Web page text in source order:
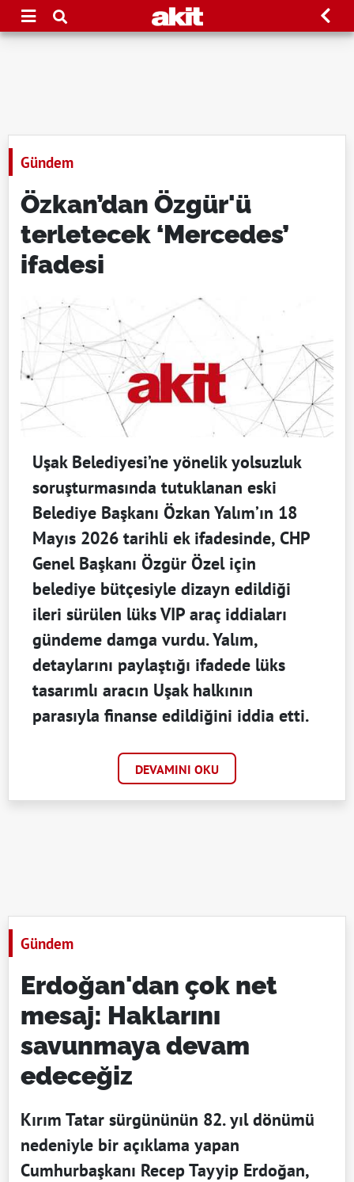
Gündem
Özkan’dan Özgür'ü
terletecek ‘Mercedes’
ifadesi
Uşak Belediyesi’ne yönelik yolsuzluk
soruşturmasında tutuklanan eski
Belediye Başkanı Özkan Yalım’ın 18
Mayıs 2026 tarihli ek ifadesinde, CHP
Genel Başkanı Özgür Özel için
belediye bütçesiyle dizayn edildiği
ileri sürülen lüks VIP araç iddiaları
gündeme damga vurdu. Yalım,
detaylarını paylaştığı ifadede lüks
tasarımlı aracın Uşak halkının
parasıyla finanse edildiğini iddia etti.
DEVAMINI OKU
Gündem
Erdoğan'dan çok net
mesaj: Haklarını
savunmaya devam
edeceğiz
Kırım Tatar sürgününün 82. yıl dönümü
nedeniyle bir açıklama yapan
Cumhurbaşkanı Recep Tayyip Erdoğan,